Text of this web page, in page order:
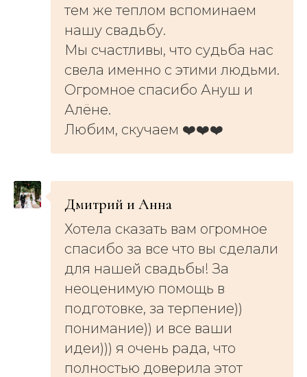
тем же теплом вспоминаем
нашу свадьбу.
Мы счастливы, что судьба нас
свела именно с этими людьми.
Огромное спасибо Ануш и
Алёне.
Любим, скучаем ❤️❤️❤️
Дмитрий и Анна
Хотела сказать вам огромное
спасибо за все что вы сделали
для нашей свадьбы! За
неоценимую помощь в
подготовке, за терпение))
понимание)) и все ваши
идеи))) я очень рада, что
полностью доверила этот